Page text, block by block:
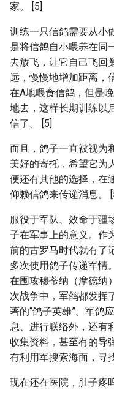
家。 [5]
训练一只信鸽需要从小
是将信鸽自小喂养在同
去放飞，让它自己飞回
远，慢慢地增加距离，
在A地喂食信鸽，但是
地去，这样长期训练以
信了。 [5]
而且，鸽子一直被视为
美好的寄托，希望它为
便还有其他的选择，在
仰赖信鸽来传递消息。
服役于军队、效命于疆
子在军事上的意义。作
前的古罗马时代就有了
多次使用鸽子传递军情
在围攻穆蒂纳（摩德纳
次战争中，军鸽都发挥
著的“鸽子英雄”。军鸽
息、进行联络外，还有
收集资料，甚至有的导
有利用军搜索海面，寻
现在还在医院，肚子疼